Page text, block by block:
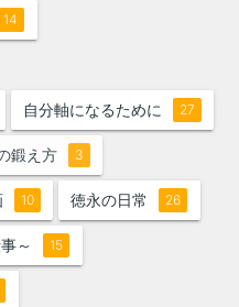
14
自分軸になるために 27
鍛え方 3
10 徳永の日常 26
～ 15